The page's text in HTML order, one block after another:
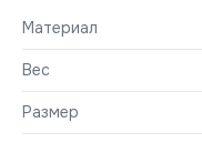
Материал
Вес
Размер